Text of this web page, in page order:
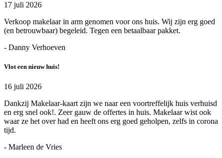
17 juli 2026
Verkoop makelaar in arm genomen voor ons huis. Wij zijn erg goed
(en betrouwbaar) begeleid. Tegen een betaalbaar pakket.
- Danny Verhoeven
Vlot een nieuw huis!
16 juli 2026
Dankzij Makelaar-kaart zijn we naar een voortreffelijk huis verhuisd
en erg snel ook!. Zeer gauw de offertes in huis. Makelaar wist ook
waar ze het over had en heeft ons erg goed geholpen, zelfs in corona
tijd.
- Marleen de Vries